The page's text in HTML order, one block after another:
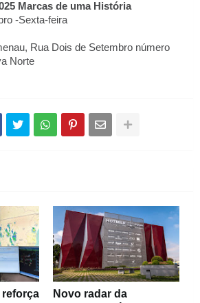
Marcas de uma História
-Sexta-feira
Rua Dois de Setembro número
Norte
reforça
Novo radar da